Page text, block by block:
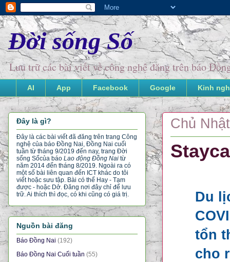
Đời sống Số
Lưu trữ các bài viết về công nghệ đăng trên báo
AI App Facebook Google Kinh
Chủ
Du
tổn
cho
Đây là gì?
Đây là các bài viết đã đăng trên trang Công
nghệ của báo Đồng Nai, Đồng Nai cuối
tuần từ tháng 9/2019 đến nay, trang Đời
sống Sốcủa báo Lao động Đồng Nai từ
năm 2014 đến tháng 8/2019. Ngoài ra có
một số bài liên quan đến ICT khác do tôi
viết hoặc sưu tập. Bài có thể Hay - Tạm
được - hoặc Dở. Đăng nơi đây chỉ để lưu
trữ. Ai thích thì đọc, có khi cũng có giá trị.
Nguồn bài đăng
Báo Đồng Nai (192)
Báo Đồng Nai Cuối tuần (55)